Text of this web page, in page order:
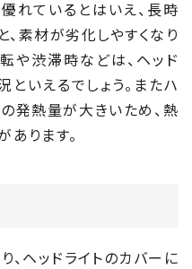
れているとはいえ、長時
素材が劣化しやすくなり
や渋滞時などは、ヘッド
いえるでしょう。またハ
発熱量が大きいため、熱
ります。
ヘッドライトのカバーに